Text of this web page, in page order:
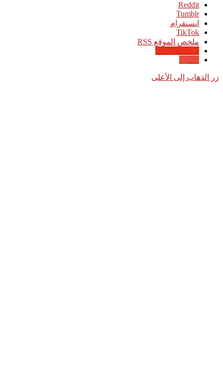
انستقرام
‫TikTok
ملخص الموقع RSS
زر الذهاب إلى الأعلى